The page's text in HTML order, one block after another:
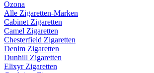
Ozona
Alle Zigaretten-Marken
Cabinet Zigaretten
Camel Zigaretten
Chesterfield Zigaretten
Denim Zigaretten
Dunhill Zigaretten
Elixyr Zigaretten